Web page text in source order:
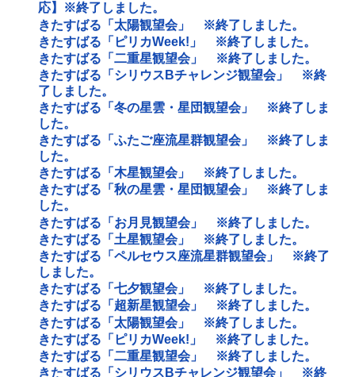
応】※終了しました。
きたすばる「太陽観望会」 ※終了しました。
きたすばる「ピリカWeek!」 ※終了しました。
きたすばる「二重星観望会」 ※終了しました。
きたすばる「シリウスBチャレンジ観望会」 ※終
了しました。
きたすばる「冬の星雲・星団観望会」 ※終了しま
した。
きたすばる「ふたご座流星群観望会」 ※終了しま
した。
きたすばる「木星観望会」 ※終了しました。
きたすばる「秋の星雲・星団観望会」 ※終了しま
した。
きたすばる「お月見観望会」 ※終了しました。
きたすばる「土星観望会」 ※終了しました。
きたすばる「ペルセウス座流星群観望会」 ※終了
しました。
きたすばる「七夕観望会」 ※終了しました。
きたすばる「超新星観望会」 ※終了しました。
きたすばる「太陽観望会」 ※終了しました。
きたすばる「ピリカWeek!」 ※終了しました。
きたすばる「二重星観望会」 ※終了しました。
きたすばる「シリウスBチャレンジ観望会」 ※終